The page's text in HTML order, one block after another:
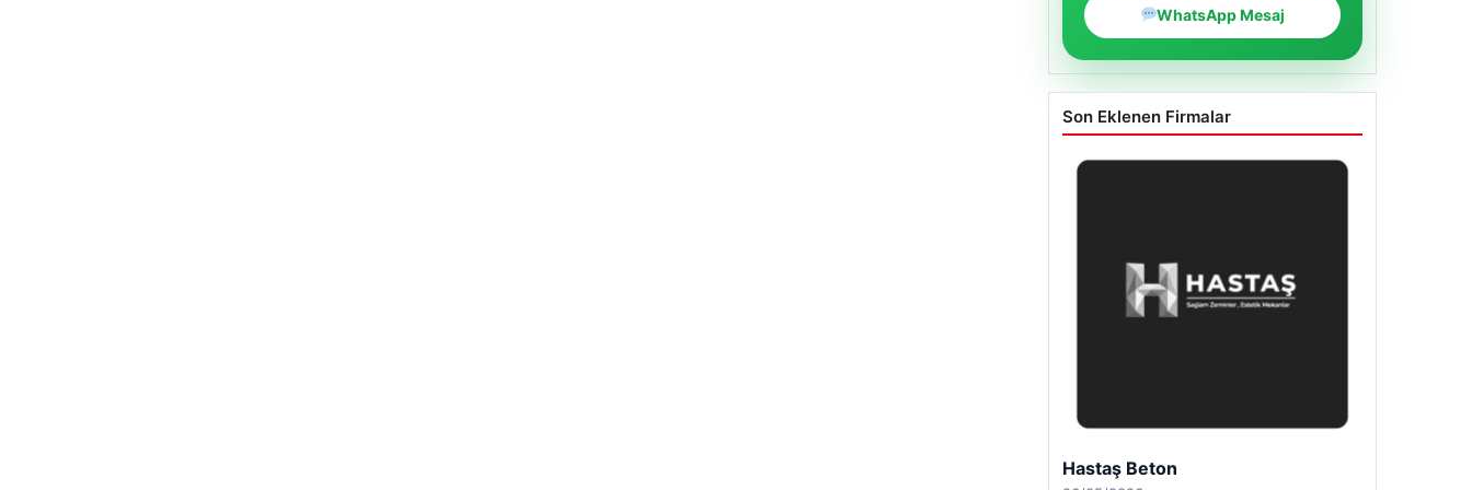
WhatsApp Mesaj
Son Eklenen Firmalar
Enes Kaplan Avukatlık Bürosu